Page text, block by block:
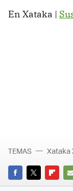
En Xataka |
FACEBOOK
TWITTER
TEMAS Xataka